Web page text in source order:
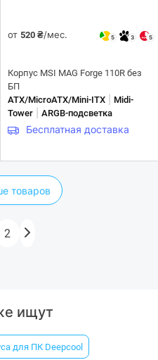
от 520 ₴/мес. 5 3 5
Корпус MSI MAG Forge 110R без
БП
ATX/MicroATX/Mini-ITX
Midi-
Tower
ARGB-подсветка
Бесплатная доставка
товаров
2
ищут
для ПК Deepcool